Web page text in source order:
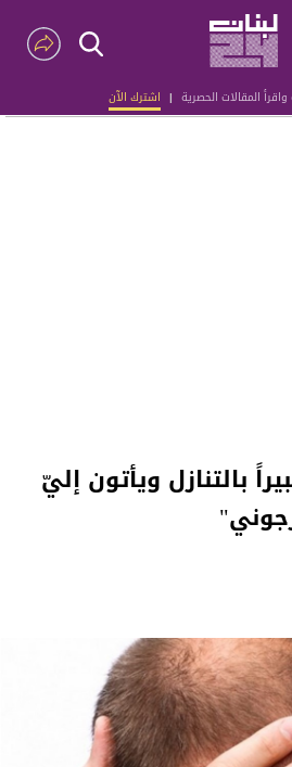
المقالات الحصرية | اشترك الآن
Advertisement
بالتنازل ويأتون إليّ